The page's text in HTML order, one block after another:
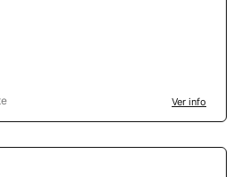
Ver info